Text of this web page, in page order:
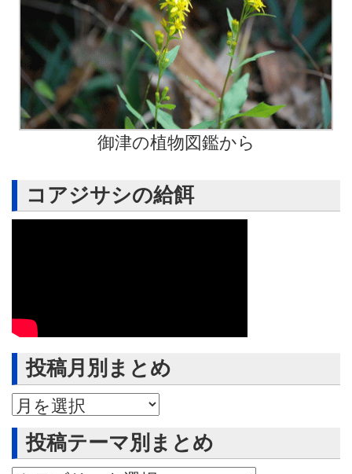
御津の植物図鑑から
コアジサシの給餌
投稿月別まとめ
投稿月別まとめ
投稿テーマ別まとめ